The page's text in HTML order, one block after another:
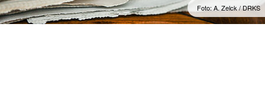
Foto: A. Zelck / DRKS